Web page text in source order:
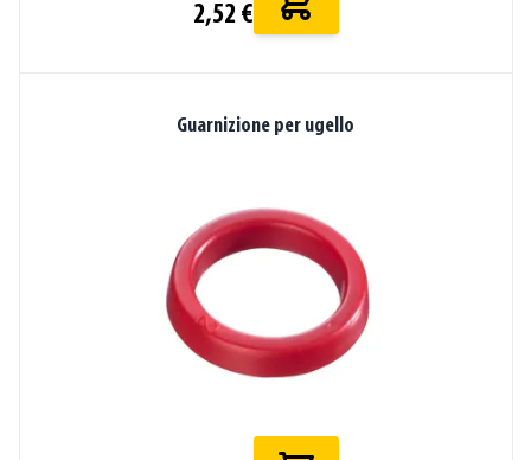
2,52 €
Guarnizione per ugello